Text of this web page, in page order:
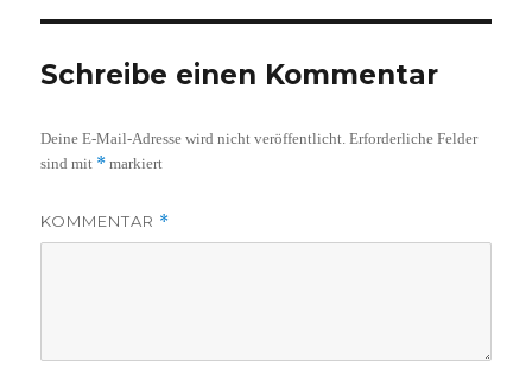
Schreibe einen Kommentar
Deine E-Mail-Adresse wird nicht veröffentlicht. Erforderliche Felder
sind mit * markiert
KOMMENTAR *